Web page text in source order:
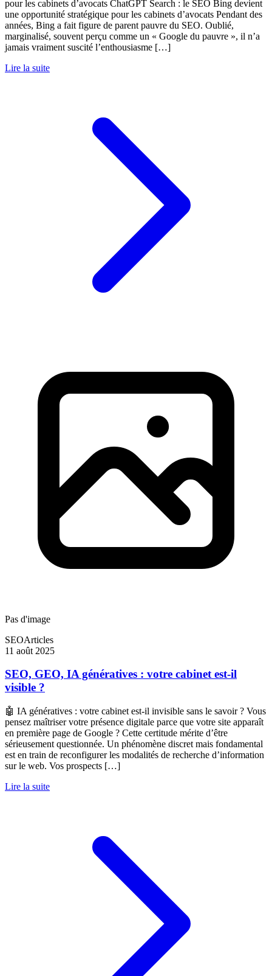
pour les cabinets d’avocats ChatGPT Search : le SEO Bing devient
une opportunité stratégique pour les cabinets d’avocats Pendant des
années, Bing a fait figure de parent pauvre du SEO. Oublié,
marginalisé, souvent perçu comme un « Google du pauvre », il n’a
jamais vraiment suscité l’enthousiasme […]
Lire la suite
Pas d'image
SEOArticles
11 août 2025
SEO, GEO, IA génératives : votre cabinet est-il
visible ?
🤖 IA génératives : votre cabinet est-il invisible sans le savoir ? Vous
pensez maîtriser votre présence digitale parce que votre site apparaît
en première page de Google ? Cette certitude mérite d’être
sérieusement questionnée. Un phénomène discret mais fondamental
est en train de reconfigurer les modalités de recherche d’information
sur le web. Vos prospects […]
Lire la suite